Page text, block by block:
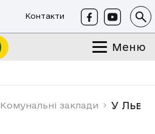
Контакти
Меню
Комунальні заклади У